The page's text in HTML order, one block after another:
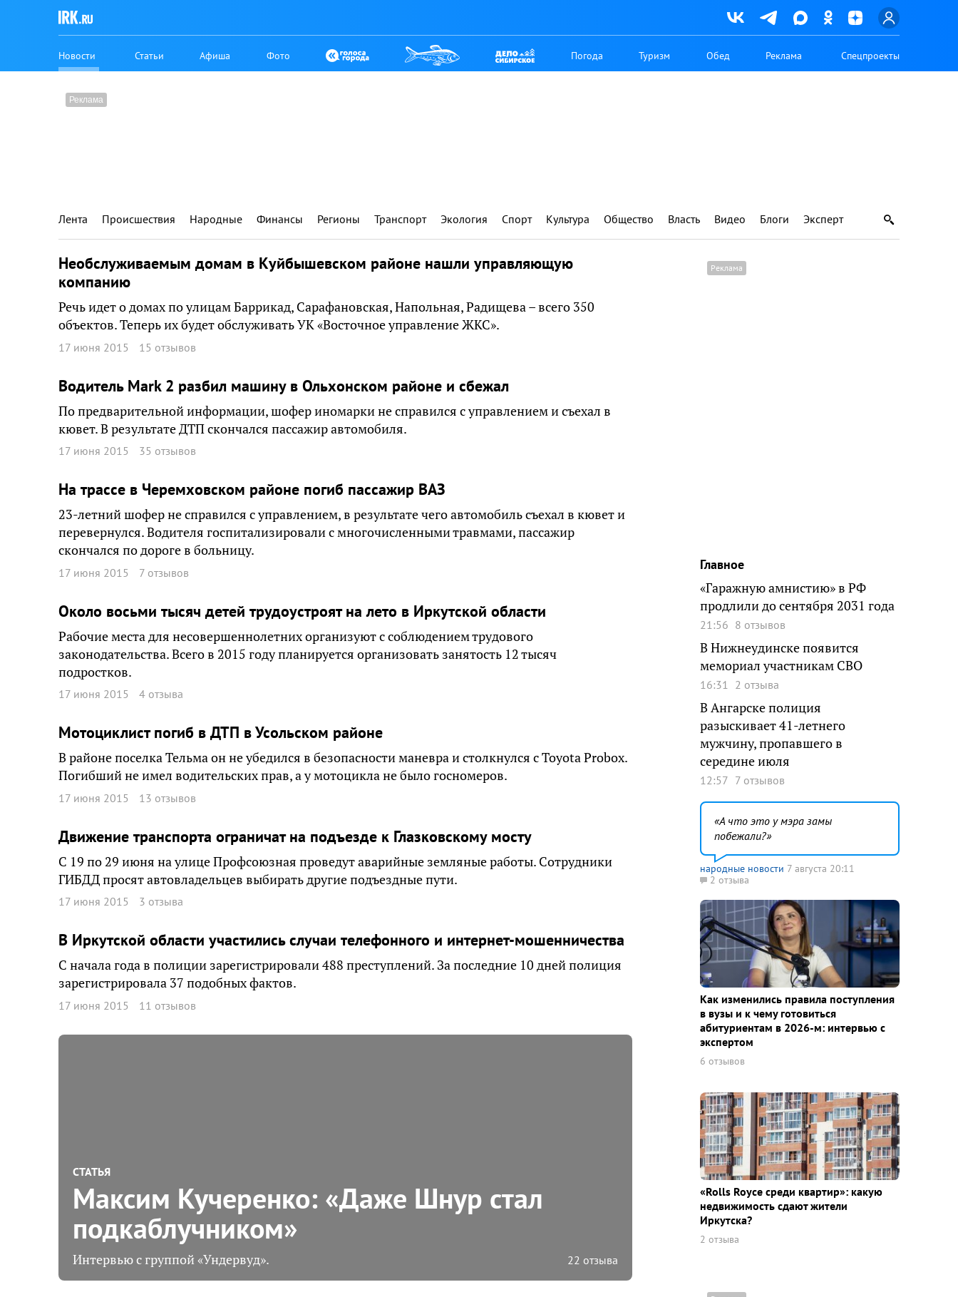
Новости Статьи Афиша Фото Погода Туризм Обед Реклама Спецпроекты
Лента Происшествия Народные Финансы Регионы Транспорт Экология Спорт Культура Общество Власть Видео Блоги Эксперт
Необслуживаемым домам в Куйбышевском районе нашли управляющую
компанию
Речь идет о домах по улицам Баррикад, Сарафановская, Напольная, Радищева – всего 350
объектов. Теперь их будет обслуживать УК «Восточное управление ЖКС».
17 июня 2015 15 отзывов
Водитель Mark 2 разбил машину в Ольхонском районе и сбежал
По предварительной информации, шофер иномарки не справился с управлением и съехал в
кювет. В результате ДТП скончался пассажир автомобиля.
17 июня 2015 35 отзывов
На трассе в Черемховском районе погиб пассажир ВАЗ
23-летний шофер не справился с управлением, в результате чего автомобиль съехал в кювет и
перевернулся. Водителя госпитализировали с многочисленными травмами, пассажир
скончался по дороге в больницу.
17 июня 2015 7 отзывов
Около восьми тысяч детей трудоустроят на лето в Иркутской области
Рабочие места для несовершеннолетних организуют с соблюдением трудового
законодательства. Всего в 2015 году планируется организовать занятость 12 тысяч
подростков.
17 июня 2015 4 отзыва
Мотоциклист погиб в ДТП в Усольском районе
В районе поселка Тельма он не убедился в безопасности маневра и столкнулся с Toyota Probox.
Погибший не имел водительских прав, а у мотоцикла не было госномеров.
17 июня 2015 13 отзывов
Движение транспорта ограничат на подъезде к Глазковскому мосту
С 19 по 29 июня на улице Профсоюзная проведут аварийные земляные работы. Сотрудники
ГИБДД просят автовладельцев выбирать другие подъездные пути.
17 июня 2015 3 отзыва
В Иркутской области участились случаи телефонного и интернет-мошенничества
С начала года в полиции зарегистрировали 488 преступлений. За последние 10 дней полиция
зарегистрировала 37 подобных фактов.
17 июня 2015 11 отзывов
СТАТЬЯ
Максим Кучеренко: «Даже Шнур стал
подкаблучником»
Интервью с группой «Ундервуд». 22 отзыва
Главное
«Гаражную амнистию» в РФ
продлили до сентября 2031 года
21:56 8 отзывов
В Нижнеудинске появится
мемориал участникам СВО
16:31 2 отзыва
В Ангарске полиция
разыскивает 41-летнего
мужчину, пропавшего в
середине июля
12:57 7 отзывов
А что это у мэра замы
побежали?
народные новости 7 августа 20:11
2 отзыва
Как изменились правила поступления
в вузы и к чему готовиться
абитуриентам в 2026-м: интервью с
экспертом
6 отзывов
«Rolls Royce среди квaртир»: какую
недвижимость сдают жители
Иркутска?
2 отзыва